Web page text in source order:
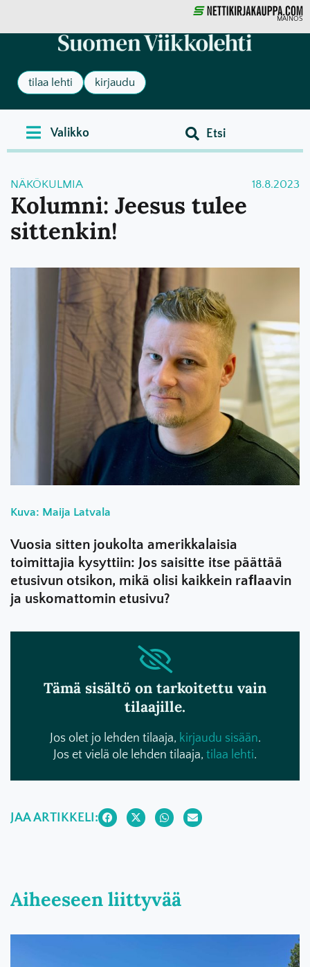
MAINOS
tilaa lehti kirjaudu
NÄKÖKULMIA 18.8.2023
Kolumni: Jeesus tulee
sittenkin!
Kuva: Maija Latvala
Vuosia sitten joukolta amerikkalaisia
toimittajia kysyttiin: Jos saisitte itse päättää
etusivun otsikon, mikä olisi kaikkein raﬂaavin
ja uskomattomin etusivu?
Tämä sisältö on tarkoitettu vain
tilaajille.
Jos olet jo lehden tilaaja, kirjaudu sisään.
Jos et vielä ole lehden tilaaja, tilaa lehti.
JAA ARTIKKELI:
Aiheeseen liittyvää